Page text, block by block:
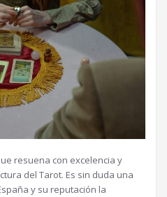
resuena con excelencia y
del Tarot. Es sin duda una
y su reputación la